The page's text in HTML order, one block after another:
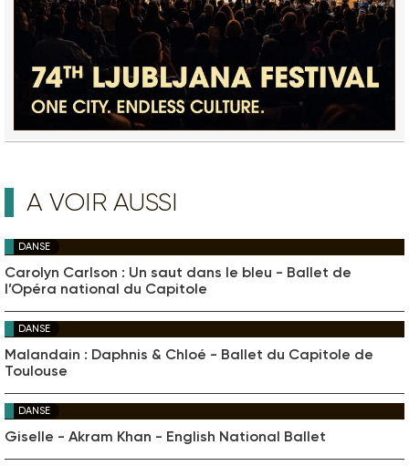
A VOIR AUSSI
DANSE
Carolyn Carlson : Un saut dans le bleu - Ballet de
l’Opéra national du Capitole
DANSE
Malandain : Daphnis & Chloé - Ballet du Capitole de
Toulouse
DANSE
Giselle - Akram Khan - English National Ballet